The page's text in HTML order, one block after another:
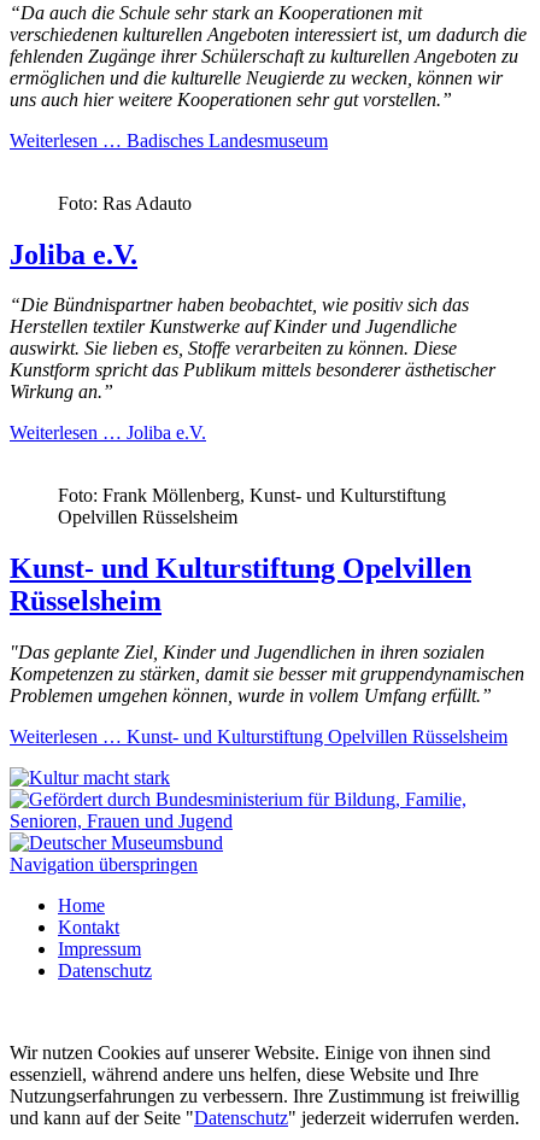
“Da auch die Schule sehr stark an Kooperationen mit
verschiedenen kulturellen Angeboten interessiert ist, um dadurch die
fehlenden Zugänge ihrer Schülerschaft zu kulturellen Angeboten zu
ermöglichen und die kulturelle Neugierde zu wecken, können wir
uns auch hier weitere Kooperationen sehr gut vorstellen.”
Weiterlesen … Badisches Landesmuseum
Foto: Ras Adauto
Joliba e.V.
“Die Bündnispartner haben beobachtet, wie positiv sich das
Herstellen textiler Kunstwerke auf Kinder und Jugendliche
auswirkt. Sie lieben es, Stoffe verarbeiten zu können. Diese
Kunstform spricht das Publikum mittels besonderer ästhetischer
Wirkung an.”
Weiterlesen … Joliba e.V.
Foto: Frank Möllenberg, Kunst- und Kulturstiftung
Opelvillen Rüsselsheim
Kunst- und Kulturstiftung Opelvillen
Rüsselsheim
"Das geplante Ziel, Kinder und Jugendlichen in ihren sozialen
Kompetenzen zu stärken, damit sie besser mit gruppendynamischen
Problemen umgehen können, wurde in vollem Umfang erfüllt.”
Weiterlesen … Kunst- und Kulturstiftung Opelvillen Rüsselsheim
Navigation überspringen
Home
Kontakt
Impressum
Datenschutz
Wir nutzen Cookies auf unserer Website. Einige von ihnen sind
essenziell, während andere uns helfen, diese Website und Ihre
Nutzungserfahrungen zu verbessern. Ihre Zustimmung ist freiwillig
und kann auf der Seite "Datenschutz" jederzeit widerrufen werden.